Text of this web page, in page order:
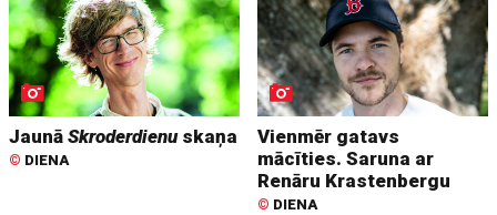
JaunāSkroderdienuskaņa
© DIENA
Vienmēr gatavs
mācīties. Saruna ar
Renāru Krastenbergu
© DIENA